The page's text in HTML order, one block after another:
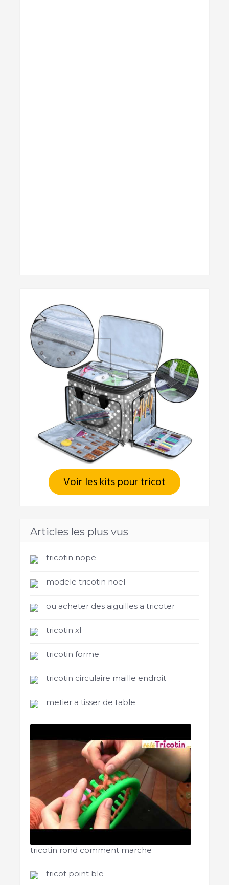
Voir les kits pour tricot
Articles les plus vus
tricotin nope
modele tricotin noel
ou acheter des aiguilles a tricoter
tricotin xl
tricotin forme
tricotin circulaire maille endroit
metier a tisser de table
tricotin rond comment marche
tricot point ble